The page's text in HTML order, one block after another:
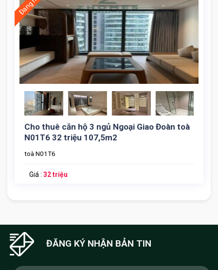
Cho Thue Can Ho 3 Ngu Toa N01t7 (3)
Cho thuê căn hộ 3 ngủ Ngoại Giao Đoàn toà
N01T6 32 triệu 107,5m2
toà N01T6
Giá : 32 triệu
ĐĂNG KÝ NHẬN BẢN TIN